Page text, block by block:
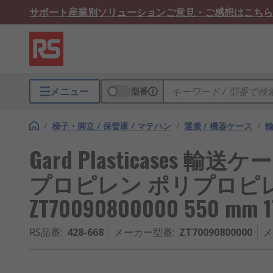
サポート産業別ソリューションご意見・ご感想はこちら
メニュー 型番
/ 梯子・脚立 / 保管庫 / マテハン / 運搬 / 機器ケース /
Gard Plasticases 輸送ケ
プロピレン ポリプロピ
ZT70090800000 550 mm
RS品番: 428-668 メーカー型番: ZT70090800000